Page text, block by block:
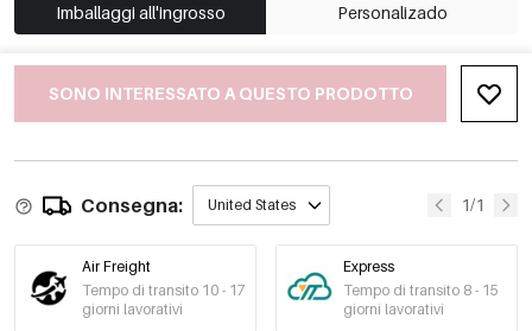
Imballaggi all'ingrosso Personalizado
SONO INTERESSATO A QUESTO PRODOTTO
Consegna: United States 1/1
Air Freight
Tempo di transito 10 - 17
giorni lavorativi
Express
Tempo di transito 8 - 15
giorni lavorativi